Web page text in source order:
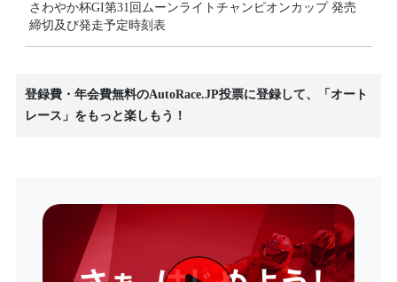
さわやか杯GI第31回ムーンライトチャンピオンカップ 発売
締切及び発走予定時刻表
登録費・年会費無料のAutoRace.JP投票に登録して、「オート
レース」をもっと楽しもう！